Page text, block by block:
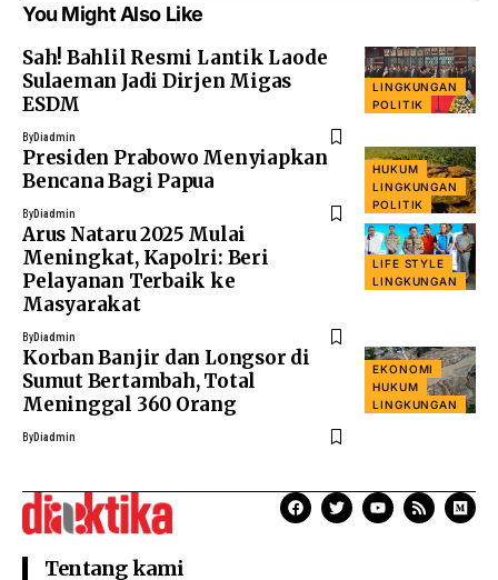
You Might Also Like
LINGKUNGAN
POLITIK
Sah! Bahlil Resmi Lantik Laode
Sulaeman Jadi Dirjen Migas
ESDM
ByDiadmin
HUKUM
LINGKUNGAN
POLITIK
Presiden Prabowo Menyiapkan
Bencana Bagi Papua
ByDiadmin
LIFE STYLE
LINGKUNGAN
Arus Nataru 2025 Mulai
Meningkat, Kapolri: Beri
Pelayanan Terbaik ke
Masyarakat
ByDiadmin
EKONOMI
HUKUM
LINGKUNGAN
Korban Banjir dan Longsor di
Sumut Bertambah, Total
Meninggal 360 Orang
ByDiadmin
Tentang kami